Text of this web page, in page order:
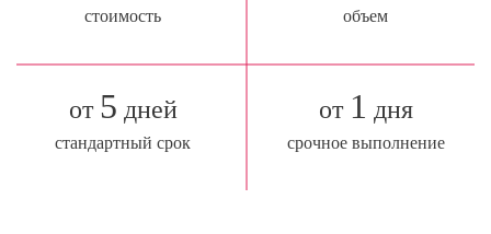
стоимость объем
от 5 дней
стандартный срок
от 1 дня
срочное выполнение